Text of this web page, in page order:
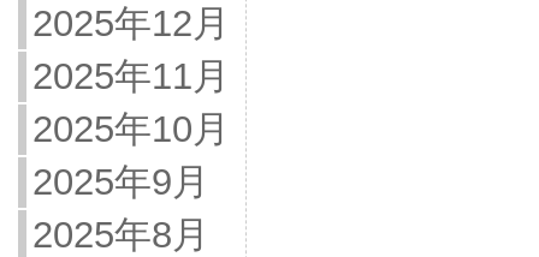
2025年12月
2025年11月
2025年10月
2025年9月
2025年8月